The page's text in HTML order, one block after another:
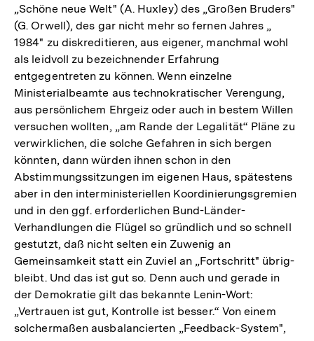
„Schöne neue Welt" (A. Huxley) des „Großen Bruders"
(G. Orwell), des gar nicht mehr so fernen Jahres „
1984" zu diskreditieren, aus eigener, manchmal wohl
als leidvoll zu bezeichnender Erfahrung
entgegentreten zu können. Wenn einzelne
Ministerialbeamte aus technokratischer Verengung,
aus persönlichem Ehrgeiz oder auch in bestem Willen
versuchen wollten, „am Rande der Legalität“ Pläne zu
verwirklichen, die solche Gefahren in sich bergen
könnten, dann würden ihnen schon in den
Abstimmungssitzungen im eigenen Haus, spätestens
aber in den interministeriellen Koordinierungsgremien
und in den ggf. erforderlichen Bund-Länder-
Verhandlungen die Flügel so gründlich und so schnell
gestutzt, daß nicht selten ein Zuwenig an
Gemeinsamkeit statt ein Zuviel an „Fortschritt" übrig-
bleibt. Und das ist gut so. Denn auch und gerade in
der Demokratie gilt das bekannte Lenin-Wort:
„Vertrauen ist gut, Kontrolle ist besser.“ Von einem
solchermaßen ausbalancierten „Feedback-System",